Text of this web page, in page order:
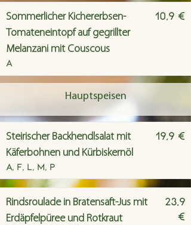
Sommerlicher Kichererbsen-
Tomateneintopf auf gegrillter
Melanzani mit Couscous
A
10,9 €
Hauptspeisen
Steirischer Backhendlsalat mit
Käferbohnen und Kürbiskernöl
A, F, L, M, P
19,9 €
Rindsroulade in Bratensaft-Jus mit
Erdäpfelpüree und Rotkraut
23,9
€